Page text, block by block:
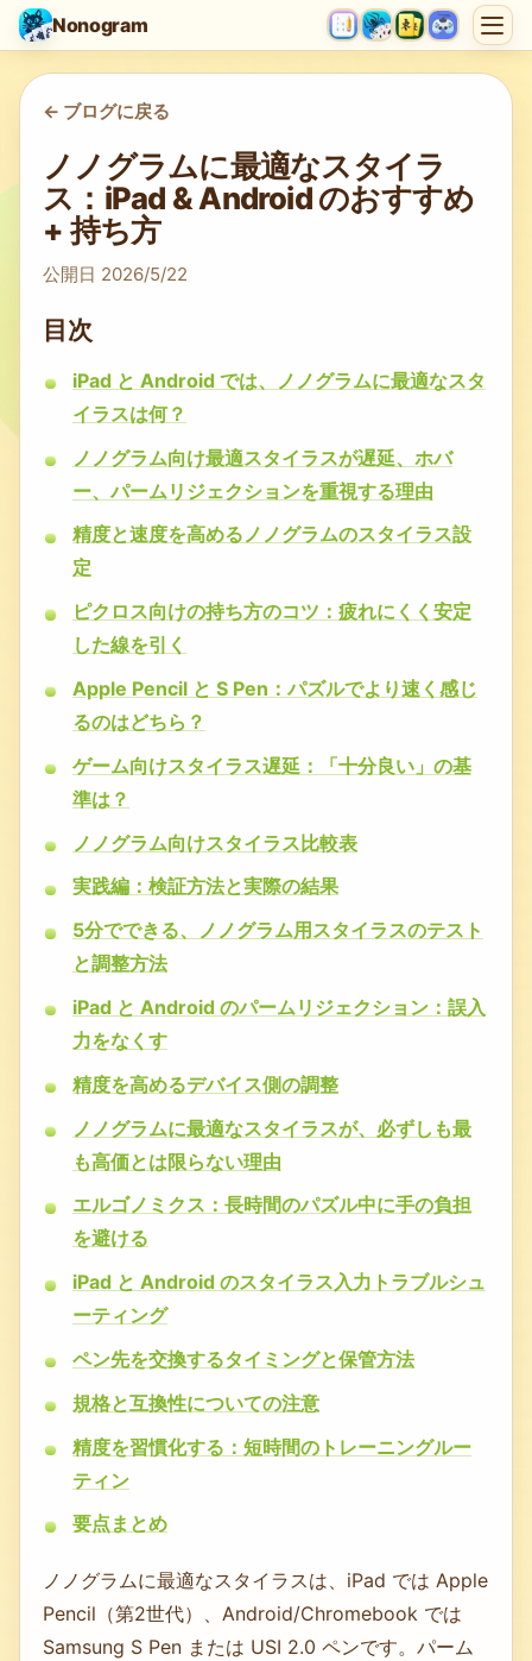
Nonogram
<- ブログに戻る
ノノグラムに最適なスタイラ
ス：iPad & Android のおすすめ
+ 持ち方
公開日 2026/5/22
目次
iPad と Android では、ノノグラムに最適なスタ
イラスは何？
ノノグラム向け最適スタイラスが遅延、ホバ
ー、パームリジェクションを重視する理由
精度と速度を高めるノノグラムのスタイラス設
定
ピクロス向けの持ち方のコツ：疲れにくく安定
した線を引く
Apple Pencil と S Pen：パズルでより速く感じ
るのはどちら？
ゲーム向けスタイラス遅延：「十分良い」の基
準は？
ノノグラム向けスタイラス比較表
実践編：検証方法と実際の結果
5分でできる、ノノグラム用スタイラスのテスト
と調整方法
iPad と Android のパームリジェクション：誤入
力をなくす
精度を高めるデバイス側の調整
ノノグラムに最適なスタイラスが、必ずしも最
も高価とは限らない理由
エルゴノミクス：長時間のパズル中に手の負担
を避ける
iPad と Android のスタイラス入力トラブルシュ
ーティング
ペン先を交換するタイミングと保管方法
規格と互換性についての注意
精度を習慣化する：短時間のトレーニングルー
ティン
要点まとめ
ノノグラムに最適なスタイラスは、iPad では Apple
Pencil（第2世代）、Android/Chromebook では
Samsung S Pen または USI 2.0 ペンです。パーム